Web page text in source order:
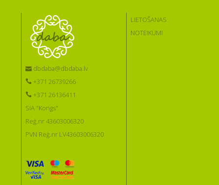
dbdaba@dbdaba.lv
+371 26739266
+371 26136411
SIA "Kongs"
Reģ.nr 43603006320
PVN Reģ.nr LV43603006320
LIETOŠANAS
NOTEIKUMI